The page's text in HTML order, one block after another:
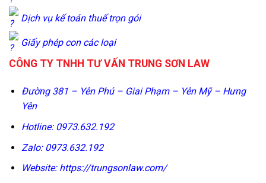
Dịch vụ kế toán thuế trọn gói
Giấy phép con các loại
CÔNG TY TNHH TƯ VẤN TRUNG SƠN LAW
Đường 381 – Yên Phú – Giai Phạm – Yên Mỹ – Hưng
Yên
Hotline: 0973.632.192
Zalo: 0973.632.192
Website: https://trungsonlaw.com/